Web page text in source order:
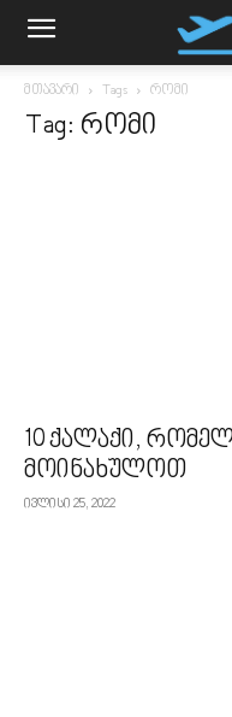
მთავარი Tags რომი
Tag: რომი
10 ქალაქი,
მოინახულოთ
ივლისი 25, 2022